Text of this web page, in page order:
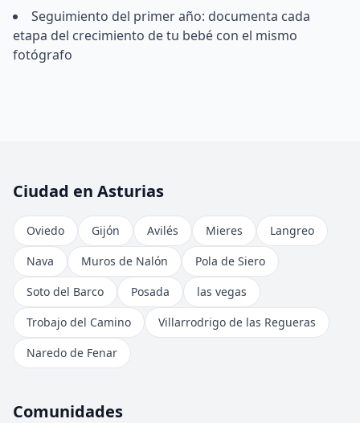
Seguimiento del primer año: documenta cada
etapa del crecimiento de tu bebé con el mismo
fotógrafo
Ciudad en Asturias
Oviedo Gijón Avilés Mieres
Langreo
Nava
Muros de Nalón
Pola de Siero
Soto del Barco
Posada
las vegas
Trobajo del Camino
Villarrodrigo de las Regueras
Naredo de Fenar
Comunidades